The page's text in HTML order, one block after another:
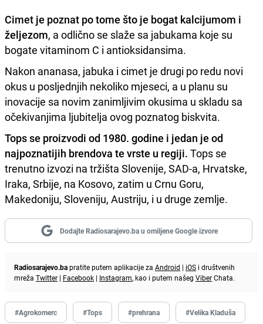
Cimet je poznat po tome što je bogat kalcijumom i
željezom, a odlično se slaže sa jabukama koje su
bogate vitaminom C i antioksidansima.
Nakon ananasa, jabuka i cimet je drugi po redu novi
okus u posljednjih nekoliko mjeseci, a u planu su
inovacije sa novim zanimljivim okusima u skladu sa
očekivanjima ljubitelja ovog poznatog biskvita.
Tops se proizvodi od 1980. godine i jedan je od
najpoznatijih brendova te vrste u regiji. Tops se
trenutno izvozi na tržišta Slovenije, SAD-a, Hrvatske,
Iraka, Srbije, na Kosovo, zatim u Crnu Goru,
Makedoniju, Sloveniju, Austriju, i u druge zemlje.
Dodajte Radiosarajevo.ba u omiljene Google izvore
Radiosarajevo.bapratite putem aplikacije za Android | iOS i društvenih
mreža Twitter | Facebook | Instagram, kao i putem našeg ViberChata.
#Agrokomerc #Tops #prehrana #Velika Kladuša